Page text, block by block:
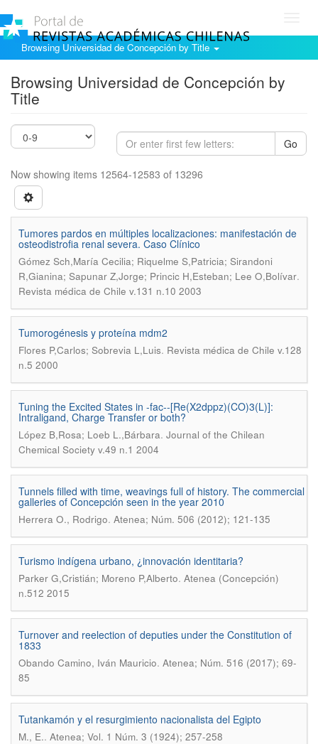
Browsing Universidad de Concepción by Title
Browsing Universidad de Concepción by
Title
Go
Now showing items 12564-12583 of 13296
Tumores pardos en múltiples localizaciones: manifestación de
osteodistrofia renal severa. Caso Clínico
Gómez Sch,María Cecilia; Riquelme S,Patricia; Sirandoni
R,Gianina; Sapunar Z,Jorge; Princic H,Esteban; Lee O,Bolívar.
Revista médica de Chile v.131 n.10 2003
Tumorogénesis y proteína mdm2
Flores P,Carlos; Sobrevia L,Luis. Revista médica de Chile v.128
n.5 2000
Tuning the Excited States in -fac--[Re(X2dppz)(CO)3(L)]:
Intraligand, Charge Transfer or both?
López B,Rosa; Loeb L.,Bárbara. Journal of the Chilean
Chemical Society v.49 n.1 2004
Tunnels filled with time, weavings full of history. The commercial
galleries of Concepción seen in the year 2010
Herrera O., Rodrigo. Atenea; Núm. 506 (2012); 121-135
Turismo indígena urbano, ¿innovación identitaria?
Parker G,Cristián; Moreno P,Alberto. Atenea (Concepción)
n.512 2015
Turnover and reelection of deputies under the Constitution of
1833
Obando Camino, Iván Mauricio. Atenea; Núm. 516 (2017); 69-
85
Tutankamón y el resurgimiento nacionalista del Egipto
M., E.. Atenea; Vol. 1 Núm. 3 (1924); 257-258